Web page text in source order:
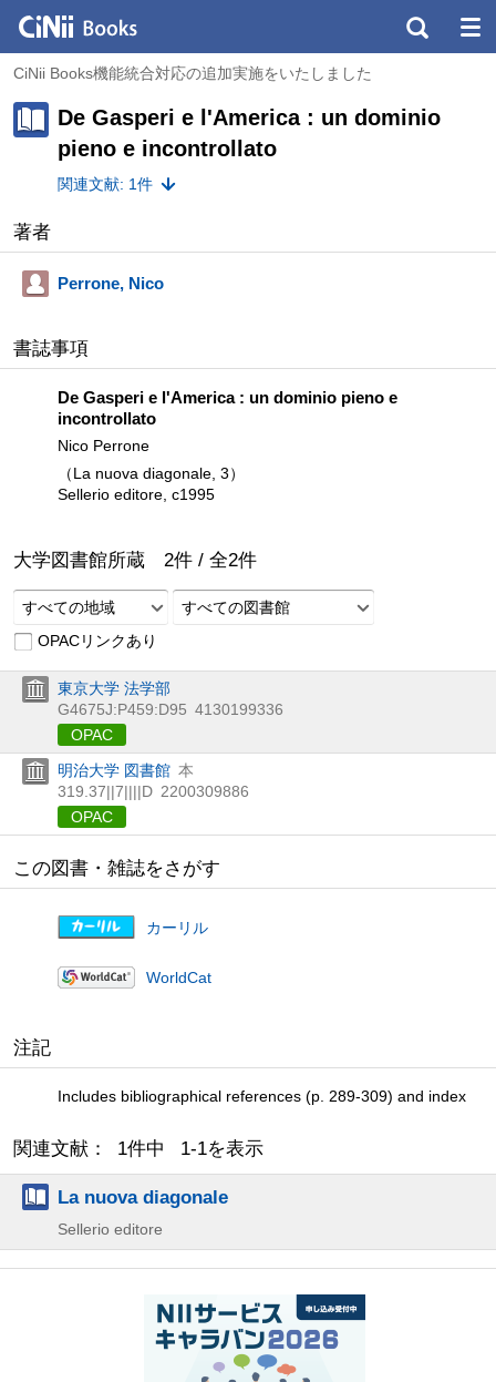
CiNii Books機能統合対応の追加実施をいたしました
De Gasperi e l'America : un dominio
pieno e incontrollato
関連文献: 1件
著者
Perrone, Nico
書誌事項
De Gasperi e l'America : un dominio pieno e
incontrollato
Nico Perrone
（La nuova diagonale, 3）
Sellerio editore, c1995
大学図書館所蔵 2件 / 全2件
すべての地域
すべての図書館
OPACリンクあり
東京大学 法学部
G4675J:P459:D95 4130199336
OPAC
明治大学 図書館 本
319.37||7||||D 2200309886
OPAC
この図書・雑誌をさがす
カーリル
WorldCat
注記
Includes bibliographical references (p. 289-309) and index
関連文献： 1件中 1-1を表示
La nuova diagonale
Sellerio editore